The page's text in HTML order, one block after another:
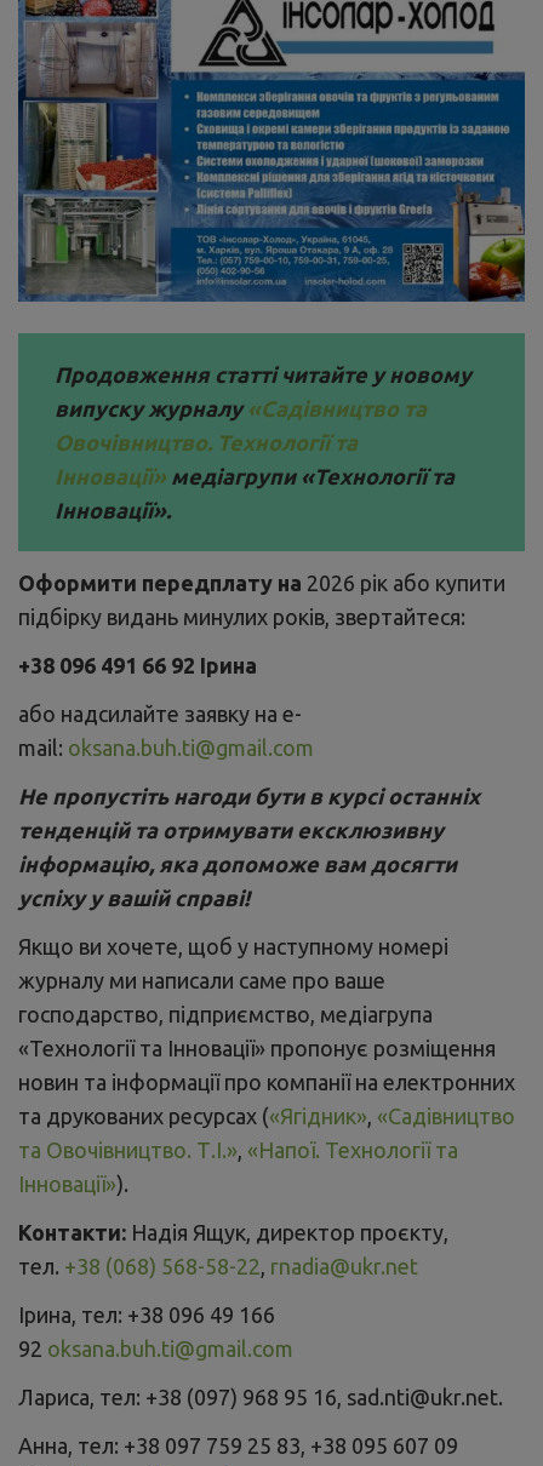
Продовження статті читайте у новому
випуску журналу «Садівництво та
Овочівництво. Технології та
Інновації»медіагрупи «Технології та
Інновації».
Оформити передплату на 2026 рік або купити
підбірку видань минулих років, звертайтеся:
+38 096 491 66 92 Ірина
або надсилайте заявку на e-
mail: oksana.buh.ti@gmail.com
Не пропустіть нагоди бути в курсі останніх
тенденцій та отримувати ексклюзивну
інформацію, яка допоможе вам досягти
успіху у вашій справі!
Якщо ви хочете, щоб у наступному номері
журналу ми написали саме про ваше
господарство, підприємство, медіагрупа
«Технології та Інновації» пропонує розміщення
новин та інформації про компанії на електронних
та друкованих ресурсах («Ягідник», «Садівництво
та Овочівництво. Т.І.», «Напої. Технології та
Інновації»).
Контакти: Надія Ящук, директор проєкту,
тел. +38 (068) 568-58-22, rnadia@ukr.net
Ірина, тел: +38 096 49 166
92 oksana.buh.ti@gmail.com
Лариса, тел: +38 (097) 968 95 16, sad.nti@ukr.net.
Анна, тел: +38 097 759 25 83, +38 095 607 09